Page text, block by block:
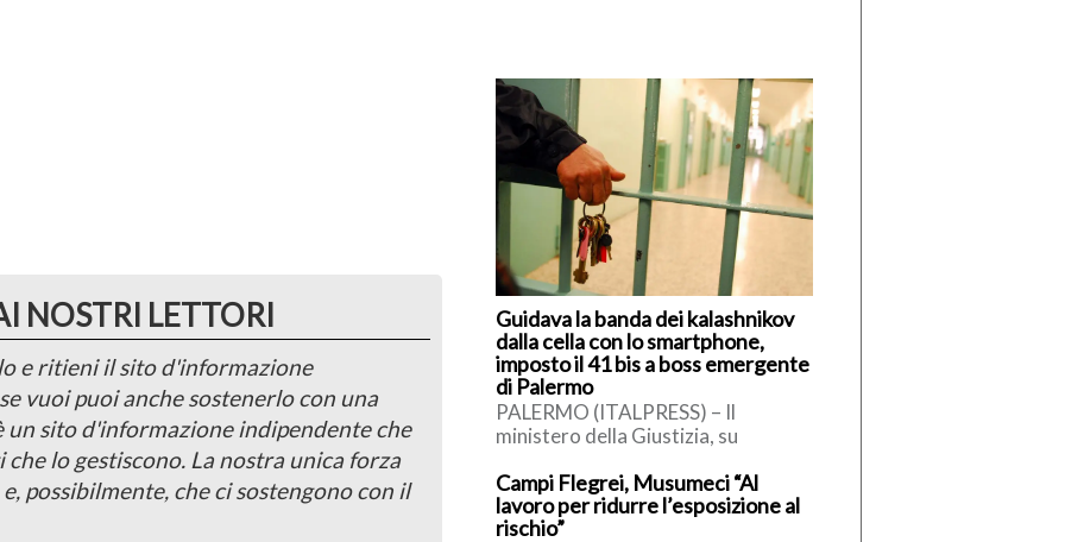
NOSTRI LETTORI
e ritieni il sito d'informazione
vuoi puoi anche sostenerlo con una
sito d'informazione indipendente che
lo gestiscono. La nostra unica forza
possibilmente, che ci sostengono con il
Guidava la banda dei kalashnikov
dalla cella con lo smartphone,
imposto il 41 bis a boss emergente
di Palermo
PALERMO (ITALPRESS) – Il
ministero della Giustizia, su
imposto il 41 bis a Salvatore […]
Campi Flegrei, Musumeci “Al
lavoro per ridurre l’esposizione al
rischio”